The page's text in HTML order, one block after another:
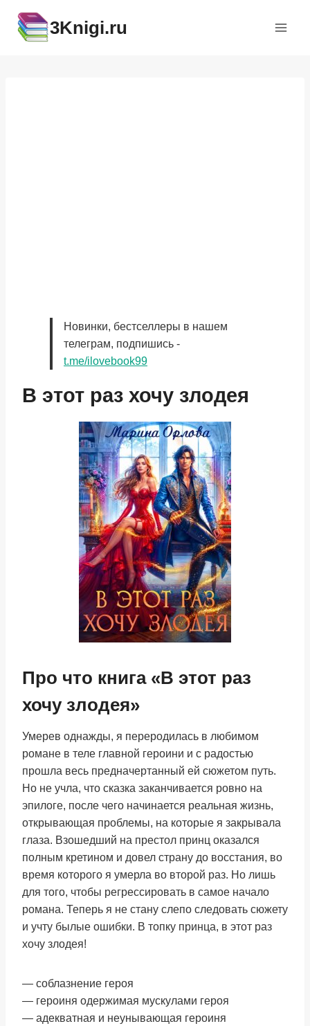
содержимому
3Knigi.ru
Новинки, бестселлеры в нашем
телеграм, подпишись -
t.me/ilovebook99
В этот раз хочу злодея
Про что книга «В этот раз
хочу злодея»
Умерев однажды, я переродилась в любимом
романе в теле главной героини и с радостью
прошла весь предначертанный ей сюжетом путь.
Но не учла, что сказка заканчивается ровно на
эпилоге, после чего начинается реальная жизнь,
открывающая проблемы, на которые я закрывала
глаза. Взошедший на престол принц оказался
полным кретином и довел страну до восстания, во
время которого я умерла во второй раз. Но лишь
для того, чтобы регрессировать в самое начало
романа. Теперь я не стану слепо следовать сюжету
и учту былые ошибки. В топку принца, в этот раз
хочу злодея!
— соблазнение героя
— героиня одержимая мускулами героя
— адекватная и неунывающая героиня